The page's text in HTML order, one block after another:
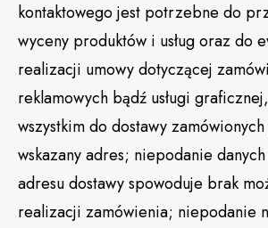
kontaktowego jest potrzebne do
wyceny produktów i usług oraz do
realizacji umowy dotyczącej
reklamowych bądź usługi
wszystkim do dostawy
wskazany adres; niepodanie
adresu dostawy spowoduje brak
realizacji zamówienia; niepodanie